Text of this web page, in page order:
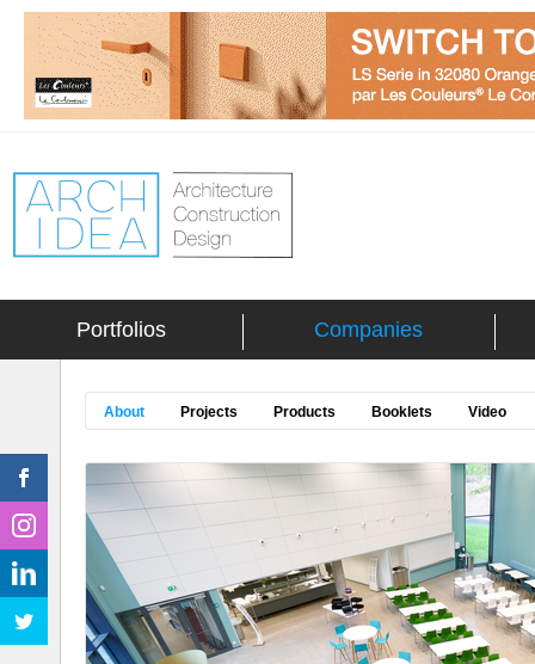
Portfolios Companies
About Projects Products Booklets Video